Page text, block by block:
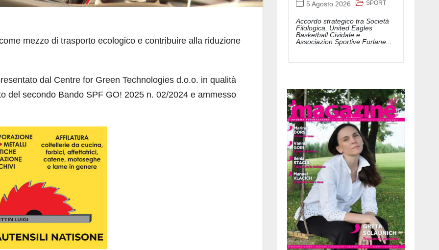
mezzo di trasporto ecologico e contribuire alla riduzione
dal Centre for Green Technologies d.o.o. in qualità
del secondo Bando SPF GO! 2025 n. 02/2024 e ammesso
5 Agosto 2026
SPORT
Accordo strategico tra Società
Filologica, United Eagles
Basketball Cividale e
Associazion Sportive Furlane...